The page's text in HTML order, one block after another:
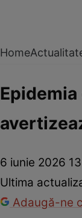
Home
6 iunie 2026
Ultima
Adaugă-ne